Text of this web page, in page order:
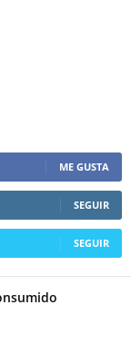
ME GUSTA
SEGUIR
SEGUIR